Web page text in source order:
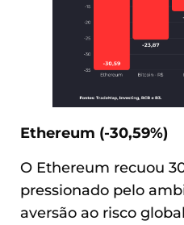
Ethereum (-30,59%)
O Ethereum recuou
pressionado pelo
aversão ao risco